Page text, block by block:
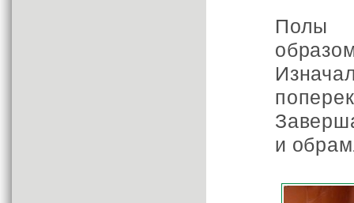
Полы
и